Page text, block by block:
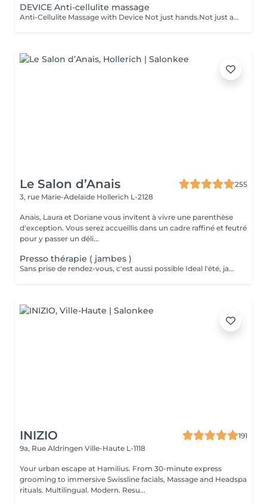
DEVICE Anti-cellulite massage
Anti-Cellulite Massage with Device Not just hands.Not just a machine.Together. Manual massage + device treatment with intensive Styx products - it's a combination that reaches deeper and works faster. - breaks down stubborn deposits - drains excess fluid - firms and smooths the skin Works best as a course of 5 or 10 sessions. But even after 1 you'll feel lighter!
Le Salon d’Anais
255
3, rue Marie-Adelaïde Hollerich L-2128
Anais, Laura et Doriane vous invitent à vivre une parenthèse
d'exception. Vous serez accueillis dans un cadre raffiné et feutré
pour y passer un déli...
Presso thérapie ( jambes )
Sans prise de rendez-vous, c'est aussi possible Ideal l'été, jambes lourdes, femmes enceinte et drainage lymphatique
INIZIO
191
9a, Rue Aldringen Ville-Haute L-1118
Your urban escape at Hamilius. From 30-minute express
grooming to immersive Swissline facials, Massage and Headspa
rituals. Multilingual. Modern. Resu...